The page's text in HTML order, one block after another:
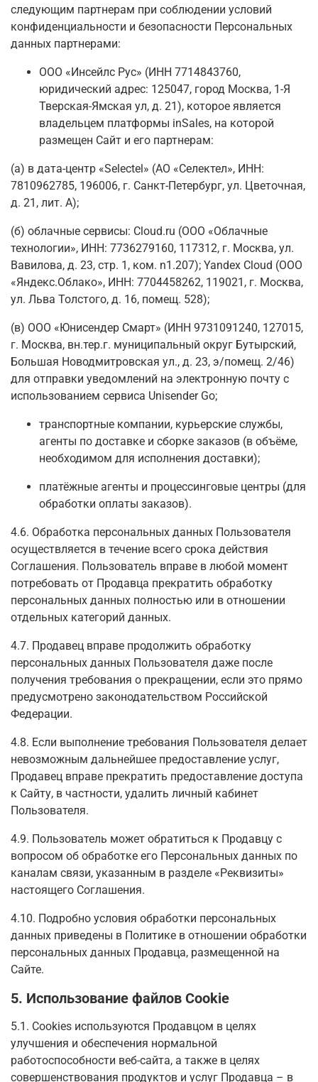
следующим партнерам при соблюдении условий
конфиденциальности и безопасности Персональных
данных партнерами:
ООО «Инсейлс Рус» (ИНН 7714843760,
юридический адрес: 125047, город Москва, 1-Я
Тверская-Ямская ул, д. 21), которое является
владельцем платформы inSales, на которой
размещен Сайт и его партнерам:
(а) в дата-центр «Selectel» (АО «Селектел», ИНН:
7810962785, 196006, г. Санкт-Петербург, ул. Цветочная,
д. 21, лит. А);
(б) облачные сервисы: Cloud.ru (ООО «Облачные
технологии», ИНН: 7736279160, 117312, г. Москва, ул.
Вавилова, д. 23, стр. 1, ком. n1.207); Yandex Cloud (ООО
«Яндекс.Облако», ИНН: 7704458262, 119021, г. Москва,
ул. Льва Толстого, д. 16, помещ. 528);
(в) ООО «Юнисендер Смарт» (ИНН 9731091240, 127015,
г. Москва, вн.тер.г. муниципальный округ Бутырский,
Большая Новодмитровская ул., д. 23, э/помещ. 2/46)
для отправки уведомлений на электронную почту с
использованием сервиса Unisender Go;
транспортные компании, курьерские службы,
агенты по доставке и сборке заказов (в объёме,
необходимом для исполнения доставки);
платёжные агенты и процессинговые центры (для
обработки оплаты заказов).
4.6. Обработка персональных данных Пользователя
осуществляется в течение всего срока действия
Соглашения. Пользователь вправе в любой момент
потребовать от Продавца прекратить обработку
персональных данных полностью или в отношении
отдельных категорий данных.
4.7. Продавец вправе продолжить обработку
персональных данных Пользователя даже после
получения требования о прекращении, если это прямо
предусмотрено законодательством Российской
Федерации.
4.8. Если выполнение требования Пользователя делает
невозможным дальнейшее предоставление услуг,
Продавец вправе прекратить предоставление доступа
к Сайту, в частности, удалить личный кабинет
Пользователя.
4.9. Пользователь может обратиться к Продавцу с
вопросом об обработке его Персональных данных по
каналам связи, указанным в разделе «Реквизиты»
настоящего Соглашения.
4.10. Подробно условия обработки персональных
данных приведены в Политике в отношении обработки
персональных данных Продавца, размещенной на
Сайте.
5. Использование файлов Cookie
5.1. Сookies используются Продавцом в целях
улучшения и обеспечения нормальной
работоспособности веб-сайта, а также в целях
совершенствования продуктов и услуг Продавца – в